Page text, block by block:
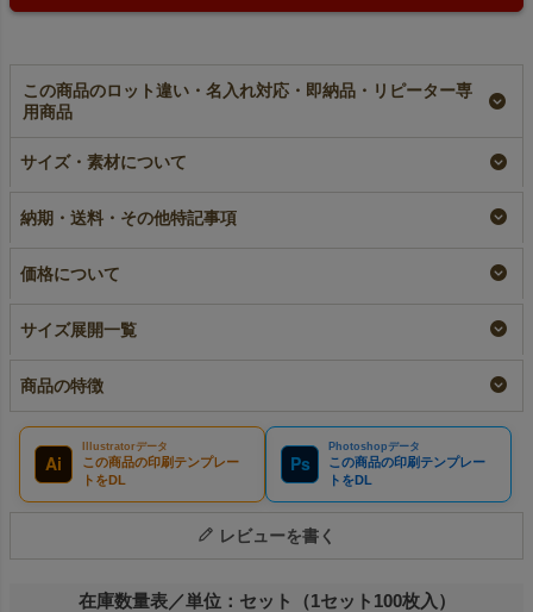
この商品のロット違い・名入れ対応・即納品・リピーター専
用商品
不織布スクエアトー
ト ふつう《75g》
～
即納品
【小ロット】不織布ス
｜10枚入～
小ロット
【名入れ／リピーター
専用】不織布スクエア
《75g》 中横サイズ
サイズ・素材について
納期・送料・その他特記事項
価格について
サイズ展開一覧
商品の特徴
Ai
Illustratorデータ
この商品の印刷テンプレー
トをDL
Ps
Photoshopデータ
この商品の印刷テンプレー
トをDL
レビューを書く
在庫数量表／単位：セット（1セット100枚入）